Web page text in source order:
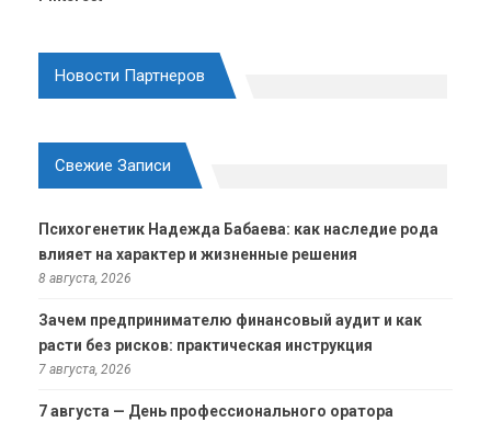
Новости Партнеров
Свежие Записи
Психогенетик Надежда Бабаева: как наследие рода
влияет на характер и жизненные решения
8 августа, 2026
Зачем предпринимателю финансовый аудит и как
расти без рисков: практическая инструкция
7 августа, 2026
7 августа — День профессионального оратора